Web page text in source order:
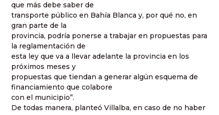
que más debe saber de
transporte público en Bahía Blanca y, por qué no, en
gran parte de la
provincia, podría ponerse a trabajar en propuestas para
la reglamentación de
esta ley que va a llevar adelante la provincia en los
próximos meses y
propuestas que tiendan a generar algún esquema de
financiamiento que colabore
con el municipio”.
De todas manera, planteó Villalba, en caso de no haber